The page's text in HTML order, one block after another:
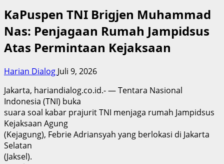
KaPuspen TNI Brigjen Muhammad
Nas: Penjagaan Rumah Jampidsus
Atas Permintaan Kejaksaan
Harian Dialog Juli 9, 2026
Jakarta, hariandialog.co.id.- — Tentara Nasional
Indonesia (TNI) buka
suara soal kabar prajurit TNI menjaga rumah Jampidsus
Kejaksaan Agung
(Kejagung), Febrie Adriansyah yang berlokasi di Jakarta
Selatan
(Jaksel).